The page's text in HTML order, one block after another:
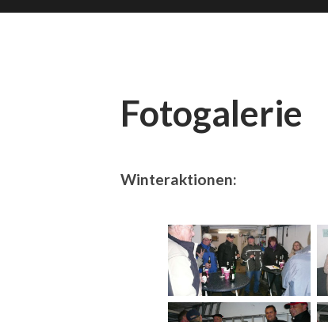
Fotogalerie
Winteraktionen: